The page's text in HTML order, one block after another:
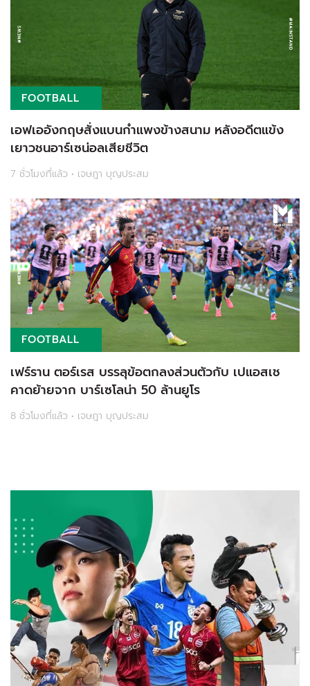
FOOTBALL
เอฟเออังกฤษสั่งแบนกำแพงข้างสนาม หลังอดีตแข้ง
เยาวชนอาร์เซน่อลเสียชีวิต
7 ชั่วโมงที่แล้ว • เจษฎา บุญประสม
FOOTBALL
เฟร์ราน ตอร์เรส บรรลุข้อตกลงส่วนตัวกับ เปแอสเช
คาดย้ายจาก บาร์เซโลน่า 50 ล้านยูโร
8 ชั่วโมงที่แล้ว • เจษฎา บุญประสม